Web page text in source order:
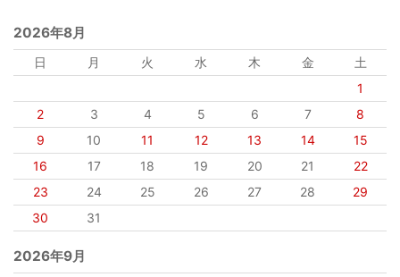
2026年8月
日 月 火 水 木 金
土
1
2
3 4 5 6 7
8
9
10 11 12 13 14
15
16
17 18 19 20 21
22
23
24 25 26 27 28
29
30
31
2026年9月